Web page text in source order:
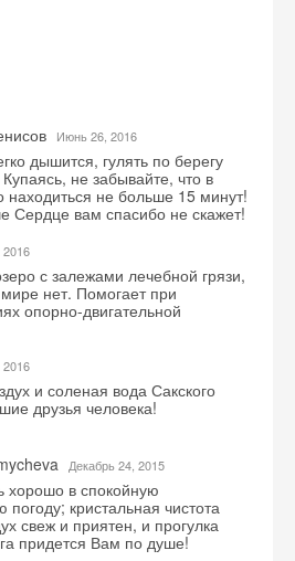
Июнь 26, 2016
дышится, гулять по берегу
не забывайте, что в
находиться не больше 15 минут!
Сердце вам спасибо не скажет!
с залежами лечебной грязи,
нет. Помогает при
опорно-двигательной
и соленая вода Сакского
друзья человека!
Декабрь 24, 2015
хорошо в спокойную
погоду; кристальная чистота
свеж и приятен, и прогулка
придется Вам по душе!